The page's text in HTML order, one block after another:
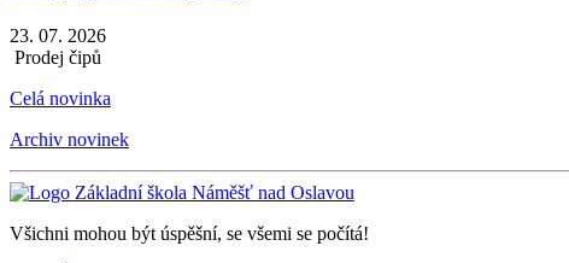
23. 07. 2026
Prodej čipů
Celá novinka
Archiv novinek
Všichni mohou být úspěšní, se všemi se počítá!